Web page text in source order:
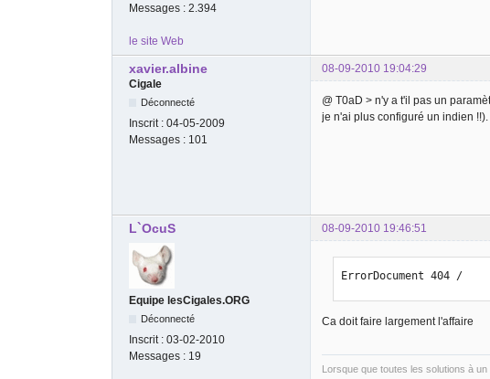
Messages : 2.394
le site Web
xavier.albine
08-09-2010 19:04:29
Cigale
Déconnecté
Inscrit : 04-05-2009
Messages : 101
@ T0aD > n'y a t'il pas un
je n'ai plus configuré un indien !!).
L`OcuS 08-09-2010 19:46:51
Equipe lesCigales.ORG
Déconnecté
Inscrit : 03-02-2010
Messages : 19
ErrorDocument 404 /
Ca doit faire largement l'affaire
Lorsque que toutes les solutions à